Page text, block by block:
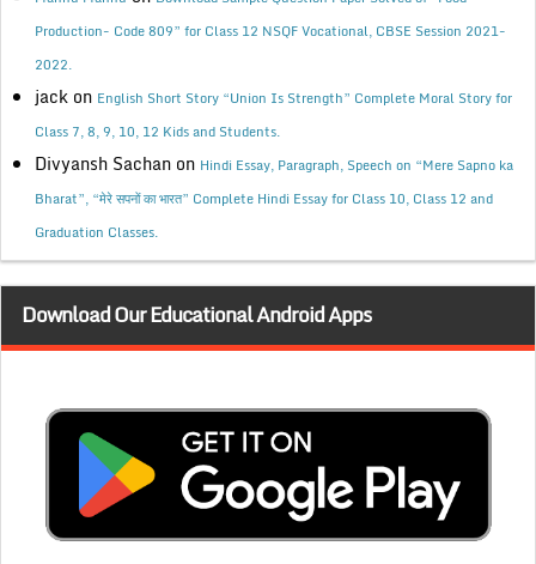
Production- Code 809” for Class 12 NSQF Vocational, CBSE Session 2021-
2022.
jack on English Short Story “Union Is Strength” Complete Moral Story for
Class 7, 8, 9, 10, 12 Kids and Students.
Divyansh Sachan on Hindi Essay, Paragraph, Speech on “Mere Sapno ka
Bharat”, “मेरे सपनों का भारत” Complete Hindi Essay for Class 10, Class 12 and
Graduation Classes.
Download Our Educational Android Apps